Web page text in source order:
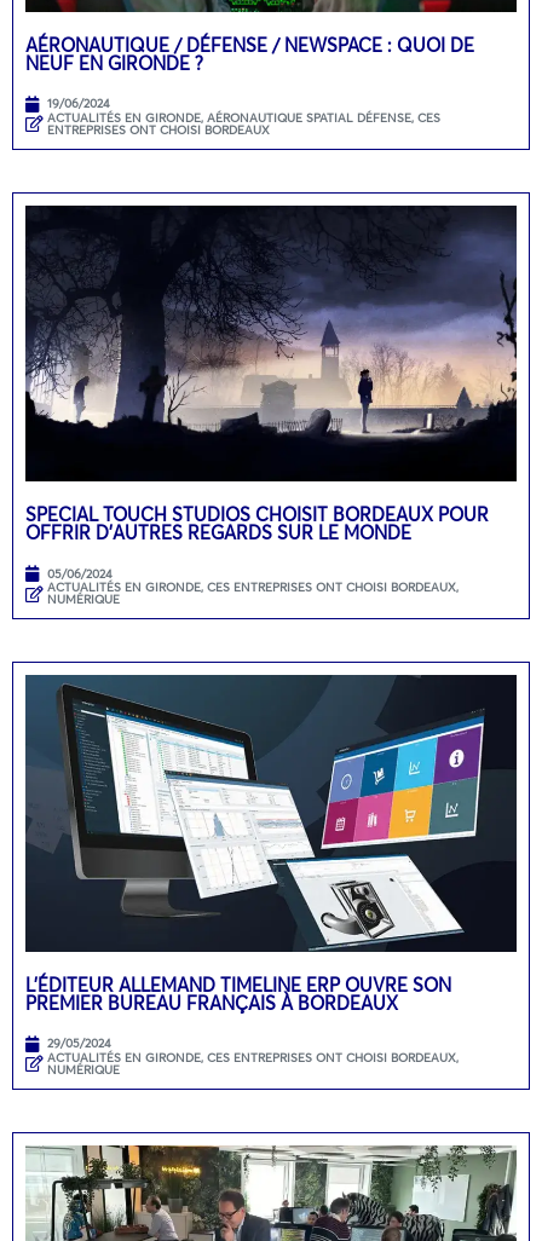
AÉRONAUTIQUE / DÉFENSE / NEWSPACE : QUOI DE
NEUF EN GIRONDE ?
19/06/2024
ACTUALITÉS EN GIRONDE, AÉRONAUTIQUE SPATIAL DÉFENSE, CES
ENTREPRISES ONT CHOISI BORDEAUX
SPECIAL TOUCH STUDIOS CHOISIT BORDEAUX POUR
OFFRIR D’AUTRES REGARDS SUR LE MONDE
05/06/2024
ACTUALITÉS EN GIRONDE, CES ENTREPRISES ONT CHOISI BORDEAUX,
NUMÉRIQUE
L’ÉDITEUR ALLEMAND TIMELINE ERP OUVRE SON
PREMIER BUREAU FRANÇAIS À BORDEAUX
29/05/2024
ACTUALITÉS EN GIRONDE, CES ENTREPRISES ONT CHOISI BORDEAUX,
NUMÉRIQUE